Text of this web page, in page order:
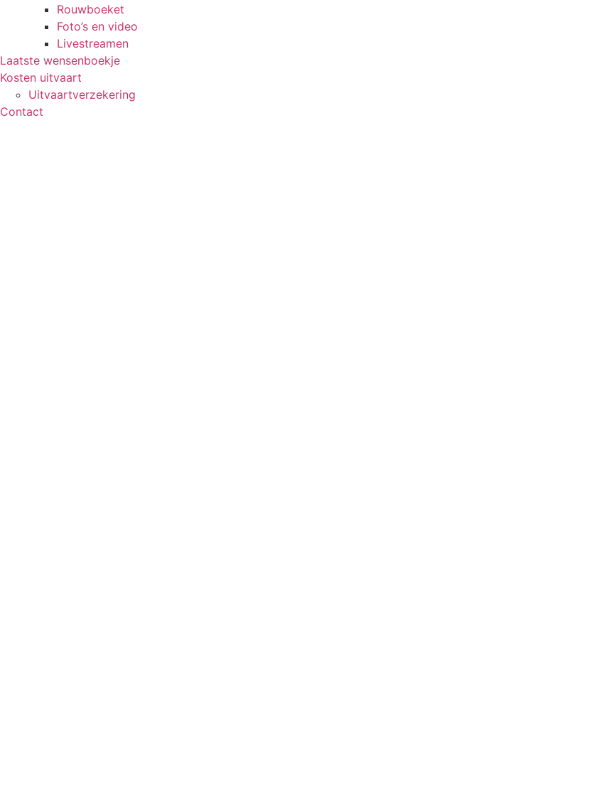
Rouwboeket
Foto’s en video
Livestreamen
Laatste wensenboekje
Kosten uitvaart
Uitvaartverzekering
Contact